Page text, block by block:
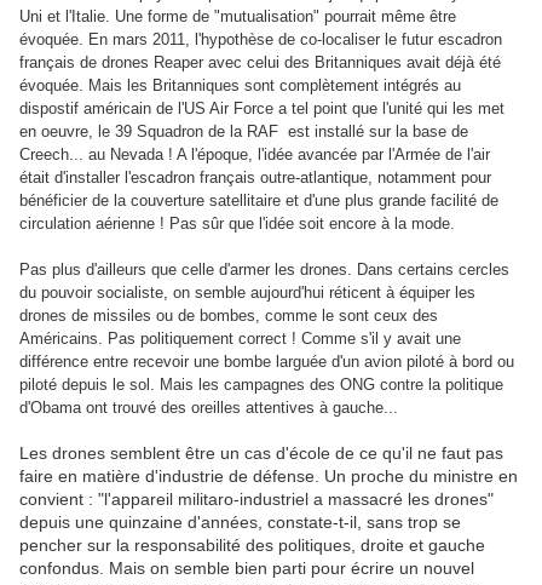
Uni et l'Italie. Une forme de "mutualisation" pourrait même être
évoquée. En mars 2011, l'hypothèse de co-localiser le futur escadron
français de drones Reaper avec celui des Britanniques avait déjà été
évoquée. Mais les Britanniques sont complètement intégrés au
dispostif américain de l'US Air Force a tel point que l'unité qui les met
en oeuvre, le 39 Squadron de la RAF est installé sur la base de
Creech... au Nevada ! A l'époque, l'idée avancée par l'Armée de l'air
était d'installer l'escadron français outre-atlantique, notamment pour
bénéficier de la couverture satellitaire et d'une plus grande facilité de
circulation aérienne ! Pas sûr que l'idée soit encore à la mode.
Pas plus d'ailleurs que celle d'armer les drones. Dans certains cercles
du pouvoir socialiste, on semble aujourd'hui réticent à équiper les
drones de missiles ou de bombes, comme le sont ceux des
Américains. Pas politiquement correct ! Comme s'il y avait une
différence entre recevoir une bombe larguée d'un avion piloté à bord ou
piloté depuis le sol. Mais les campagnes des ONG contre la politique
d'Obama ont trouvé des oreilles attentives à gauche...
Les drones semblent être un cas d'école de ce qu'il ne faut pas
faire en matière d'industrie de défense. Un proche du ministre en
convient : "l'appareil militaro-industriel a massacré les drones"
depuis une quinzaine d'années, constate-t-il, sans trop se
pencher sur la responsabilité des politiques, droite et gauche
confondus. Mais on semble bien parti pour écrire un nouvel